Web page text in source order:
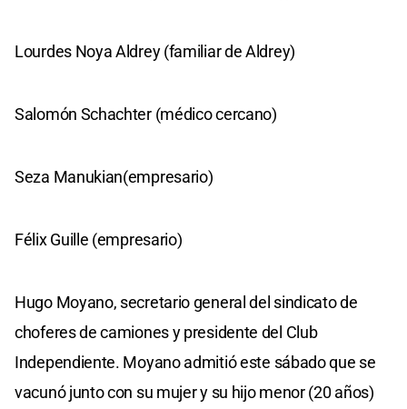
Lourdes Noya Aldrey (familiar de Aldrey)
Salomón Schachter (médico cercano)
Seza Manukian(empresario)
Félix Guille (empresario)
Hugo Moyano, secretario general del sindicato de
choferes de camiones y presidente del Club
Independiente. Moyano admitió este sábado que se
vacunó junto con su mujer y su hijo menor (20 años)